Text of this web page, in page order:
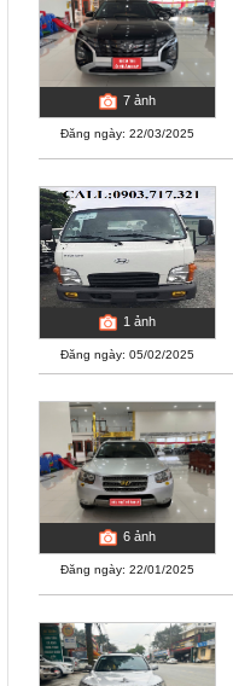
7 ảnh
Đăng ngày: 22/03/2025
1 ảnh
Đăng ngày: 05/02/2025
6 ảnh
Đăng ngày: 22/01/2025